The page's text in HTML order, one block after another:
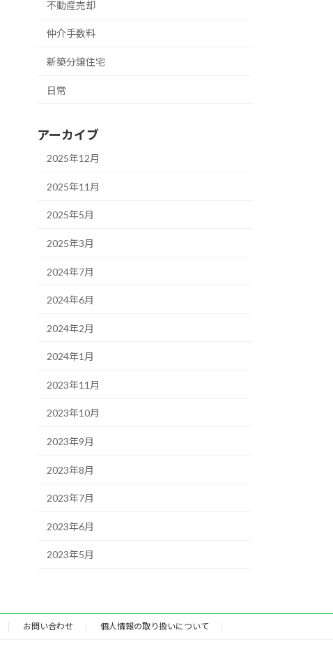
不動産売却
仲介手数料
新築分譲住宅
日常
アーカイブ
2025年12月
2025年11月
2025年5月
2025年3月
2024年7月
2024年6月
2024年2月
2024年1月
2023年11月
2023年10月
2023年9月
2023年8月
2023年7月
2023年6月
2023年5月
お問い合わせ 個人情報の取り扱いについて